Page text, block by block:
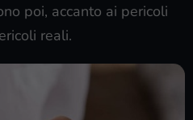
poi, accanto ai pericoli
reali.